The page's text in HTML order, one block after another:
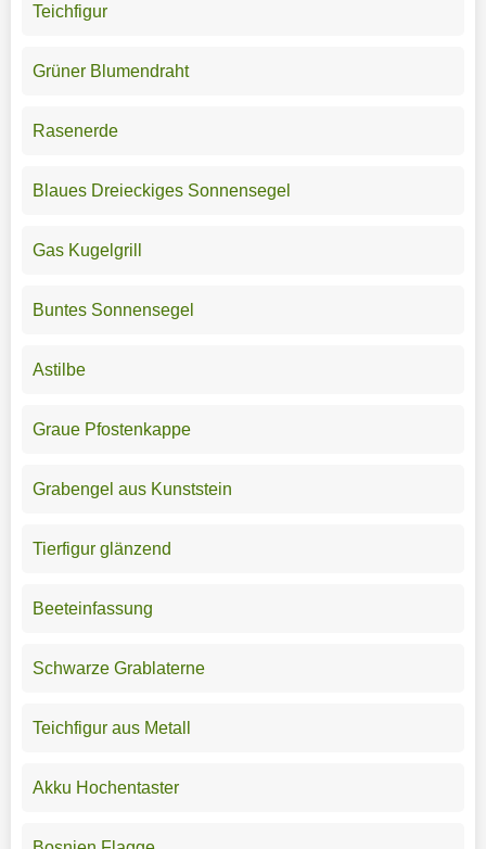
Teichfigur
Grüner Blumendraht
Rasenerde
Blaues Dreieckiges Sonnensegel
Gas Kugelgrill
Buntes Sonnensegel
Astilbe
Graue Pfostenkappe
Grabengel aus Kunststein
Tierfigur glänzend
Beeteinfassung
Schwarze Grablaterne
Teichfigur aus Metall
Akku Hochentaster